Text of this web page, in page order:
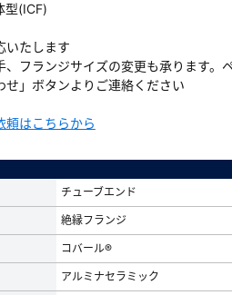
型(ICF)
たします
、フランジサイズの変更も承ります。
せ」ボタンよりご連絡ください
頼はこちらから
チューブエンド
絶縁フランジ
コバール®
アルミナセラミック